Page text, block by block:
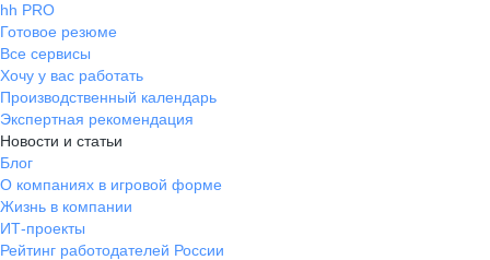
hh PRO
Готовое резюме
Все сервисы
Хочу у вас работать
Производственный календарь
Экспертная рекомендация
Новости и статьи
Блог
О компаниях в игровой форме
Жизнь в компании
ИТ-проекты
Рейтинг работодателей России